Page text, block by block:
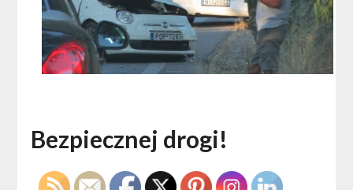
Bezpiecznej drogi!